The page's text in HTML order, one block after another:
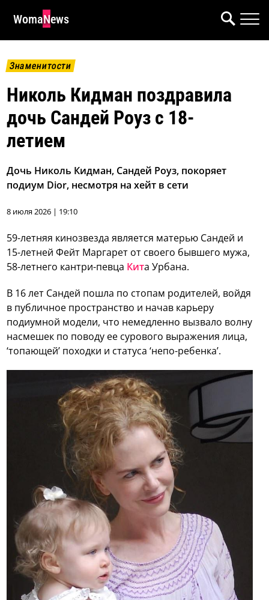
WomaNews
Знаменитости
Николь Кидман поздравила
дочь Сандей Роуз с 18-
летием
Дочь Николь Кидман, Сандей Роуз, покоряет
подиум Dior, несмотря на хейт в сети
8 июля 2026 | 19:10
59-летняя кинозвезда является матерью Сандей и
15-летней Фейт Маргарет от своего бывшего мужа,
58-летнего кантри-певца Кита Урбана.
В 16 лет Сандей пошла по стопам родителей, войдя
в публичное пространство и начав карьеру
подиумной модели, что немедленно вызвало волну
насмешек по поводу ее сурового выражения лица,
‘топающей’ походки и статуса ‘непо-ребенка’.